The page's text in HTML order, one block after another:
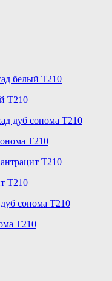
T210
T210
T210
T210